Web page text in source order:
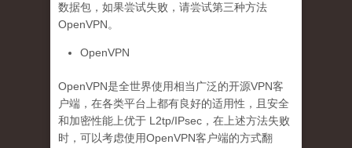
数据包，如果尝试失败，请尝试第三种方法
OpenVPN。
OpenVPN
OpenVPN是全世界使用相当广泛的开源VPN客
户端，在各类平台上都有良好的适用性，且安全
和加密性能上优于 L2tp/IPsec，在上述方法失败
时，可以考虑使用OpenVPN客户端的方式翻